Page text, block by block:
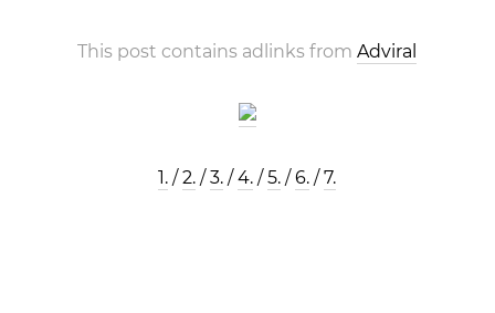
This post contains adlinks fromAdviral
1. /2. /3. /4. /5. /6. /7.